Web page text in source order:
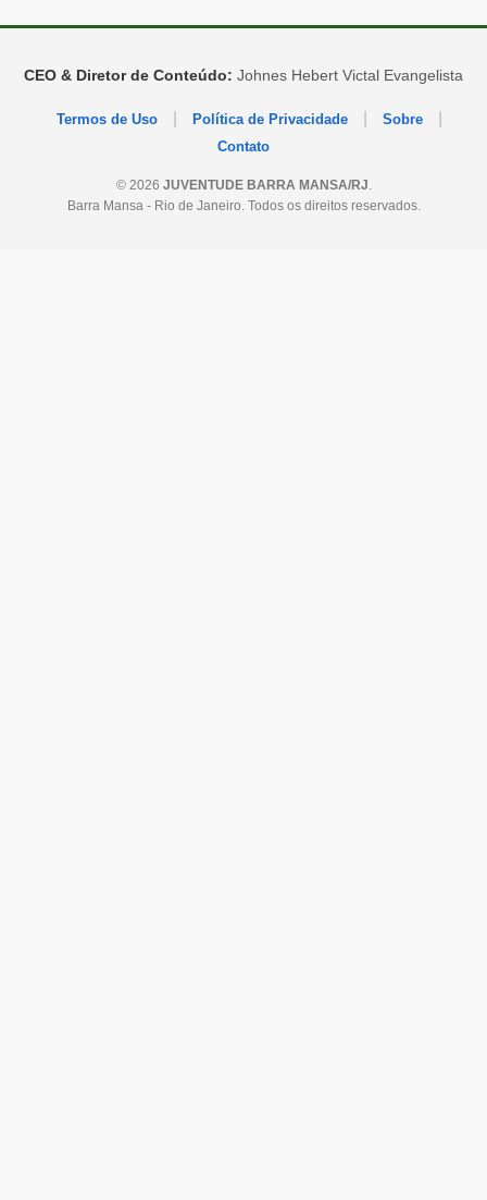
CEO & Diretor de Conteúdo: Johnes Hebert Victal Evangelista
Termos de Uso Política de Privacidade Sobre
Contato
© 2026 JUVENTUDE BARRA MANSA/RJ.
Barra Mansa - Rio de Janeiro. Todos os direitos reservados.